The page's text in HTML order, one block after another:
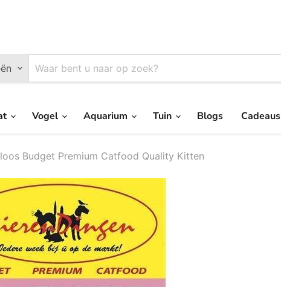
Vogel Aquarium Tuin Blogs Cadeaus
Budget Premium Catfood Quality Kitten